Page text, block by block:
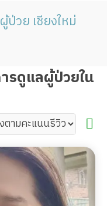
ป่วย เชียงใหม่
รดูแลผู้ป่วยใน